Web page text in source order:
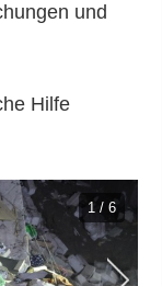
und
Hilfe
1 / 6